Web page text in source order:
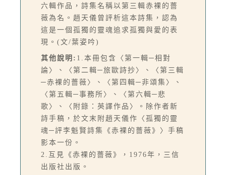
六輯作品，詩集名稱以第三輯赤裸的薔
薇為名。趙天儀曾評析這本詩集，認為
這是一個孤獨的靈魂追求孤獨與愛的表
現。(文/葉姿吟)
其他說明: 1.本冊包含〈第一輯─相對
論〉、〈第二輯─旅歐詩抄〉、〈第三輯
─赤裸的薔薇〉、〈第四輯─非頌集〉、
〈第五輯─事務所〉、〈第六輯─悲
歌〉、〈附錄：英譯作品〉。除作者新
詩手稿，於文末附趙天儀作〈孤獨的靈
魂─評李魁賢詩集《赤裸的薔薇》〉手稿
影本一份。
2.互見《赤裸的薔薇》，1976年，三信
出版社出版。